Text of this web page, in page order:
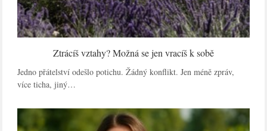
Ztrácíš vztahy? Možná se jen vracíš k sobě
Jedno přátelství odešlo potichu. Žádný konflikt. Jen méně zpráv,
více ticha, jiný…